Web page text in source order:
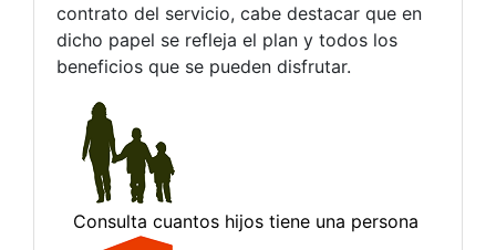
contrato del servicio, cabe destacar que en
dicho papel se refleja el plan y todos los
beneficios que se pueden disfrutar.